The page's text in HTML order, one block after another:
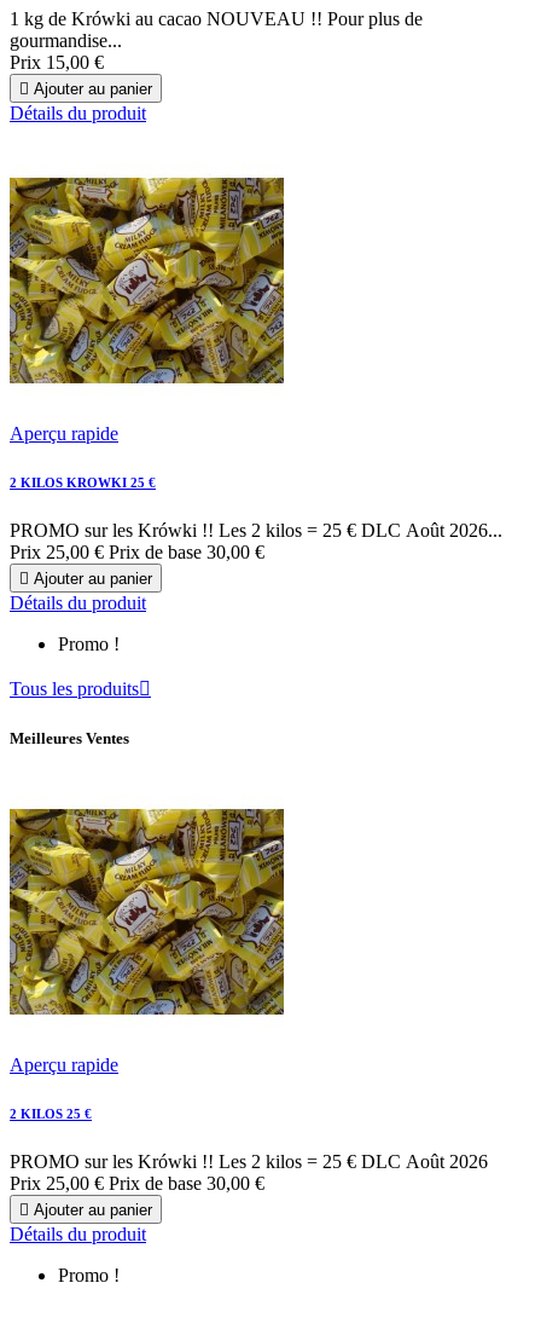
1 kg de Krówki au cacao NOUVEAU !! Pour plus de
gourmandise...
Prix 15,00 €
 Ajouter au panier
Détails du produit
Aperçu rapide
2 KILOS KROWKI 25 €
PROMO sur les Krówki !! Les 2 kilos = 25 € DLC Août 2026...
Prix 25,00 € Prix de base 30,00 €
 Ajouter au panier
Détails du produit
Promo !
Tous les produits
Meilleures Ventes
Aperçu rapide
2 KILOS 25 €
PROMO sur les Krówki !! Les 2 kilos = 25 € DLC Août 2026
Prix 25,00 € Prix de base 30,00 €
 Ajouter au panier
Détails du produit
Promo !